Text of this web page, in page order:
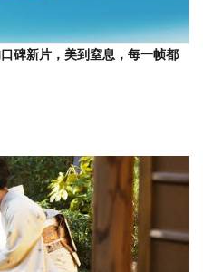
碑新片，美到窒息，每一帧都